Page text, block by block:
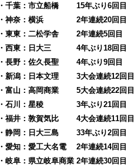
・千葉： 市立船橋
15年ぶり6回目
・神奈： 横浜
2年連続20回目
・東東：二松学舎 2年連続5回目
・西東：日大三 4年ぶり18回目
・長野：佐久長聖 4年ぶり9回目
・新潟： 日本文理
3大会連続12回目
・富山： 高岡商業
5大会連続22回目
・石川： 星稜 3年ぶり21回目
・福井： 敦賀気比
4大会連続11回目
・静岡： 日大三島
33年ぶり2回目
・愛知：愛工大名電 2年連続14回目
・岐阜： 県立岐阜商業 2年連続30回目